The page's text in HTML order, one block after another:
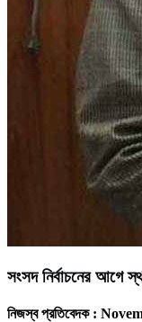
সংসদ নির্বাচনের আগে
নিজস্ব প্রতিবেদক :